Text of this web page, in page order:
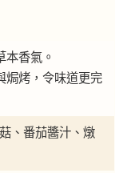
本香氣。
焗烤，令味道更完
、番茄醬汁、燉